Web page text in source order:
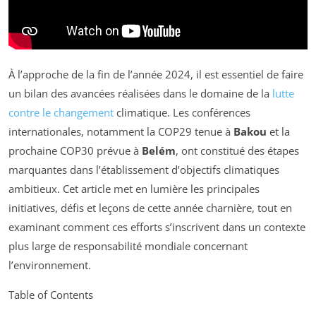
À l’approche de la fin de l’année 2024, il est essentiel de faire
un bilan des avancées réalisées dans le domaine de la lutte
contre le changement climatique. Les conférences
internationales, notamment la COP29 tenue à Bakou et la
prochaine COP30 prévue à Belém, ont constitué des étapes
marquantes dans l’établissement d’objectifs climatiques
ambitieux. Cet article met en lumière les principales
initiatives, défis et leçons de cette année charnière, tout en
examinant comment ces efforts s’inscrivent dans un contexte
plus large de responsabilité mondiale concernant
l’environnement.
Table of Contents